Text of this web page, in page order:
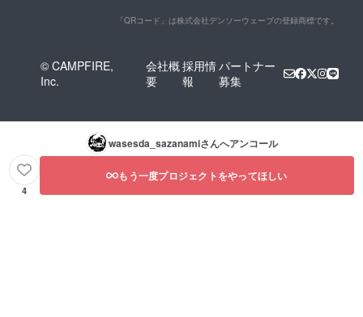
「QRコード」は株式会社デンソーウェーブの登録商標です。
© CAMPFIRE,
Inc.
会社概
要
採用情
報
パートナー
募集
wasesda_sazanamiさんへアンコール
4
もう一度プロジェクトをやってほしい